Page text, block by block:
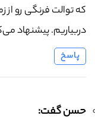
که توالت فرنگی رو
دربیاریم. پیشنهاد
پاسخ
حسن گفت: